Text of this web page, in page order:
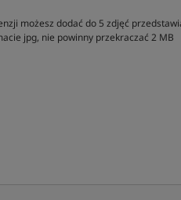
możesz dodać do 5 zdjęć
jpg, nie powinny przekraczać 2 MB